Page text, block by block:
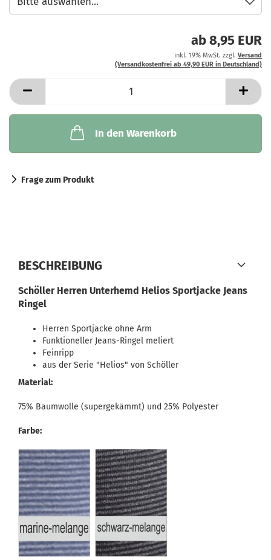
ab 8,95 EUR
inkl. 19% MwSt. zzgl. Versand
(Versandkostenfrei ab 49,90 EUR in Deutschland)
In den Warenkorb
Frage zum Produkt
BESCHREIBUNG
Schöller Herren Unterhemd Helios Sportjacke Jeans
Ringel
Herren Sportjacke ohne Arm
Funktioneller Jeans-Ringel meliert
Feinripp
aus der Serie "Helios" von Schöller
Material:
75% Baumwolle (supergekämmt) und 25% Polyester
Farbe: